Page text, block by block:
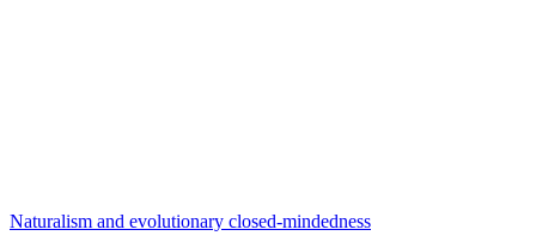
Naturalism and evolutionary closed-mindedness